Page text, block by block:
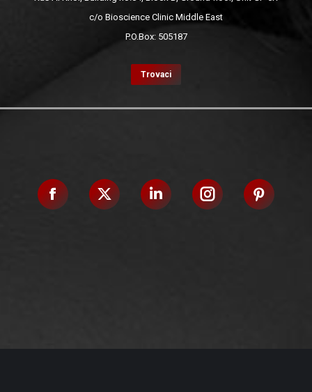
c/o Bioscience Clinic Middle East
P.O.Box: 505187
Trovaci
Facebook
X LinkedinInstagram